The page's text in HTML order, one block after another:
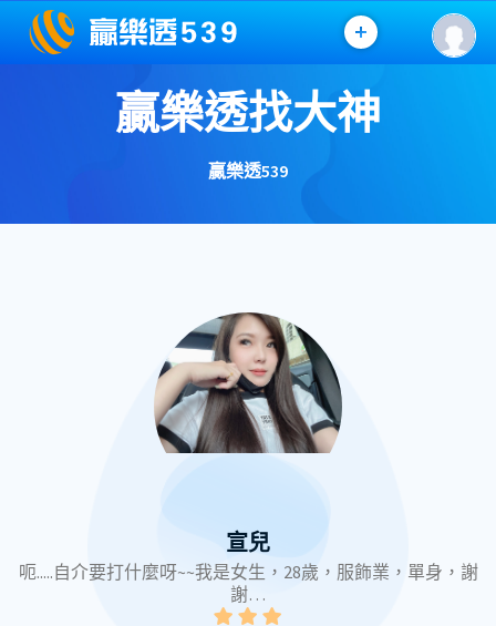
贏樂透找大神
贏樂透539
宣兒
呃.....自介要打什麼呀~~我是女生，28歲，服飾業，單身，謝
謝…